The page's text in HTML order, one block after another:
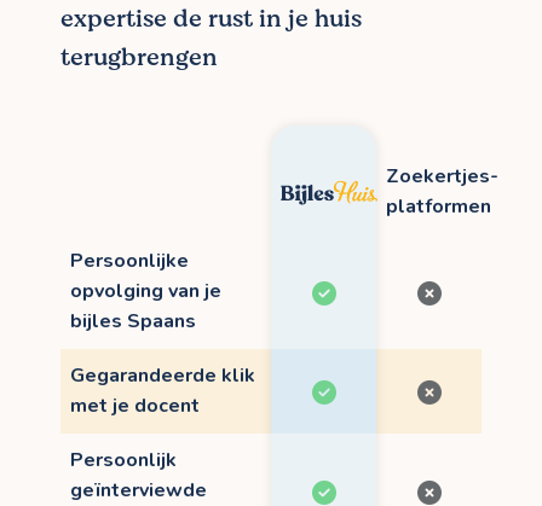
expertise de rust in je huis
terugbrengen
Zoekertjes-
platformen
Persoonlijke
opvolging van je
bijles Spaans
Gegarandeerde klik
met je docent
Persoonlijk
geïnterviewde